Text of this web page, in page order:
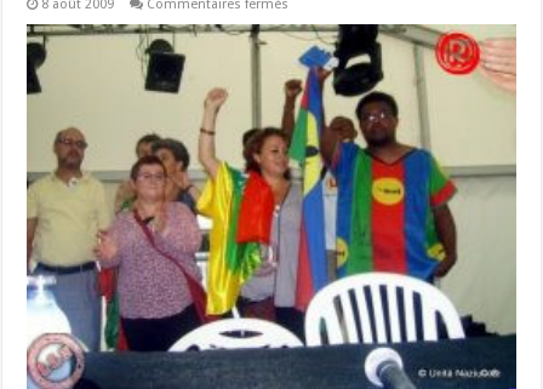
8 août 2009 Commentaires fermés
–
GHJURNATE
DI
CORTI
–
COLLECTIF
INTERNATIONAL
DE
DEFENSE
–
DECLARATION